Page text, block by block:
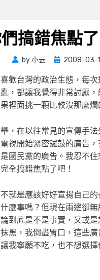
搞錯焦點了
by小云
Posted
2008-03-
歡台灣的政治生態，每
，都讓我覺得非常討厭
裡面挑一顆比較沒那麼爛
，在以往常見的宣傳手
視開始緊密鑼鼓的廣告
國民黨的廣告。我忍不
全搞錯焦點了吧！
就是應該好好宣揚自己
麼事嗎？但現在兩邊卻
到底是不是事實，又或
黑，我倒盡胃口，這些
我寧願不吃，也不想選